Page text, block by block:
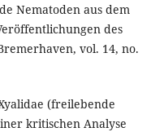
Nematoden aus dem
des
vol. 14, no.
(freilebende
kritischen Analyse